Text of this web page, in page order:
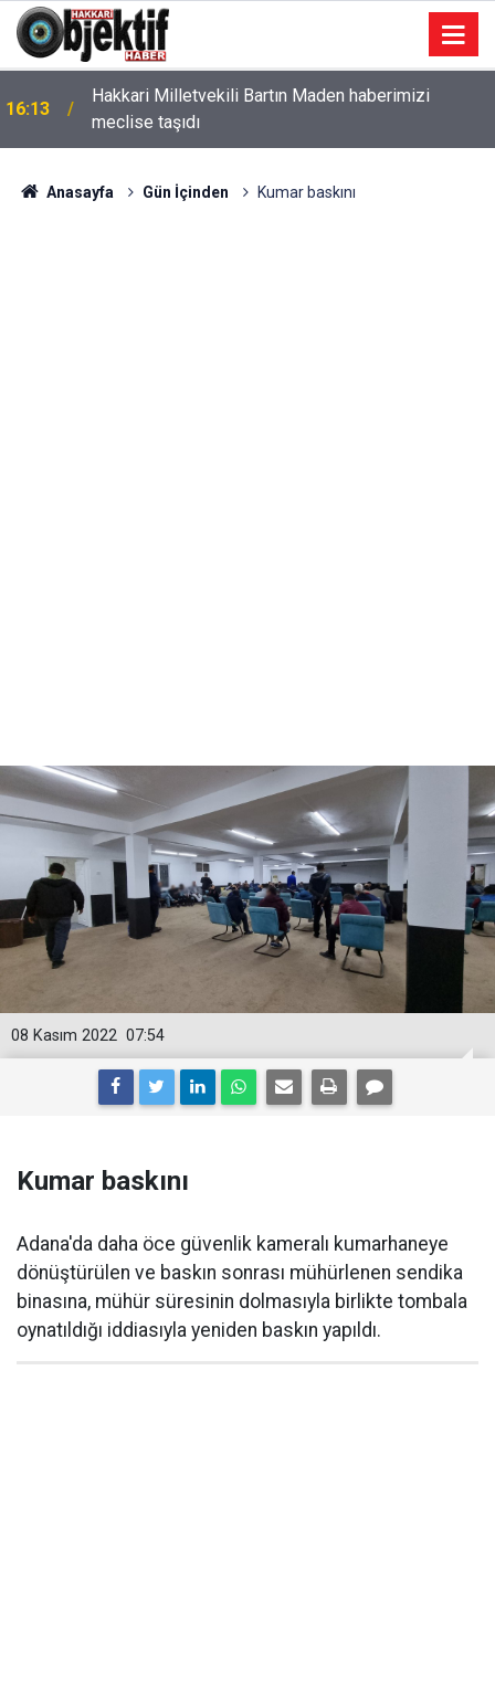
16:13
Hakkari Milletvekili Bartın Maden haberimizi
meclise taşıdı
Anasayfa Gün İçinden Kumar baskını
07:54
08 Kasım 2022
Kumar baskını
Adana'da daha öce güvenlik kameralı kumarhaneye
dönüştürülen ve baskın sonrası mühürlenen sendika
binasına, mühür süresinin dolmasıyla birlikte tombala
oynatıldığı iddiasıyla yeniden baskın yapıldı.